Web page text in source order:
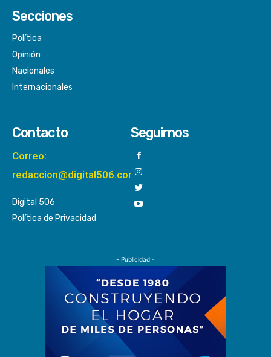
Secciones
Política
Opinión
Nacionales
Internacionales
Contacto
Correo:
redaccion@digital506.com
Digital 506
Política de Privacidad
Seguirnos
- Publicidad -